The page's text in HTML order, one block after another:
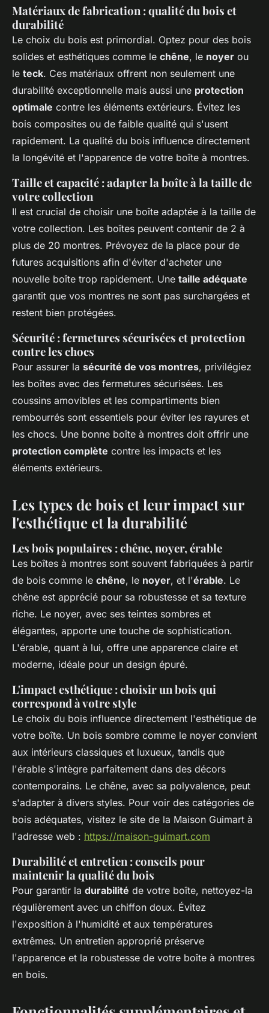
Matériaux de fabrication : qualité du bois et
durabilité
Le choix du bois est primordial. Optez pour des bois
solides et esthétiques comme le chêne, le noyer ou
le teck. Ces matériaux offrent non seulement une
durabilité exceptionnelle mais aussi une protection
optimale contre les éléments extérieurs. Évitez les
bois composites ou de faible qualité qui s'usent
rapidement. La qualité du bois influence directement
la longévité et l'apparence de votre boîte à montres.
Taille et capacité : adapter la boîte à la taille de
votre collection
Il est crucial de choisir une boîte adaptée à la taille de
votre collection. Les boîtes peuvent contenir de 2 à
plus de 20 montres. Prévoyez de la place pour de
futures acquisitions afin d'éviter d'acheter une
nouvelle boîte trop rapidement. Une taille adéquate
garantit que vos montres ne sont pas surchargées et
restent bien protégées.
Sécurité : fermetures sécurisées et protection
contre les chocs
Pour assurer la sécurité de vos montres, privilégiez
les boîtes avec des fermetures sécurisées. Les
coussins amovibles et les compartiments bien
rembourrés sont essentiels pour éviter les rayures et
les chocs. Une bonne boîte à montres doit offrir une
protection complète contre les impacts et les
éléments extérieurs.
Les types de bois et leur impact sur
l'esthétique et la durabilité
Les bois populaires : chêne, noyer, érable
Les boîtes à montres sont souvent fabriquées à partir
de bois comme le chêne, le noyer, et l'érable. Le
chêne est apprécié pour sa robustesse et sa texture
riche. Le noyer, avec ses teintes sombres et
élégantes, apporte une touche de sophistication.
L'érable, quant à lui, offre une apparence claire et
moderne, idéale pour un design épuré.
L'impact esthétique : choisir un bois qui
correspond à votre style
Le choix du bois influence directement l'esthétique de
votre boîte. Un bois sombre comme le noyer convient
aux intérieurs classiques et luxueux, tandis que
l'érable s'intègre parfaitement dans des décors
contemporains. Le chêne, avec sa polyvalence, peut
s'adapter à divers styles. Pour voir des catégories de
bois adéquates, visitez le site de la Maison Guimart à
l'adresse web : https://maison-guimart.com
Durabilité et entretien : conseils pour
maintenir la qualité du bois
Pour garantir la durabilité de votre boîte, nettoyez-la
régulièrement avec un chiffon doux. Évitez
l'exposition à l'humidité et aux températures
extrêmes. Un entretien approprié préserve
l'apparence et la robustesse de votre boîte à montres
en bois.